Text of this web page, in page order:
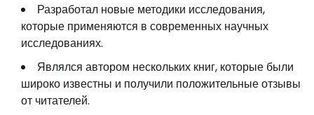
Разработал новые методики исследования,
которые применяются в современных научных
исследованиях.
Являлся автором нескольких книг, которые были
широко известны и получили положительные отзывы
от читателей.